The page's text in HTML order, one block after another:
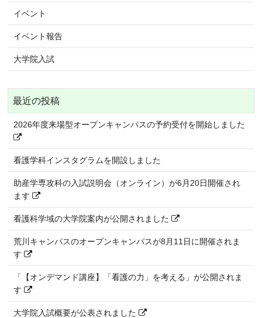
イベント
イベント報告
大学院入試
最近の投稿
2026年度来場型オープンキャンパスの予約受付を開始しました
看護学科インスタグラムを開設しました
助産学専攻科の入試説明会（オンライン）が6月20日開催され
ます
看護科学域の大学院案内が公開されました
荒川キャンパスのオープンキャンパスが8月11日に開催されま
す
「【オンデマンド講座】「看護の力」を考える」が公開されま
す
大学院入試概要が公表されました